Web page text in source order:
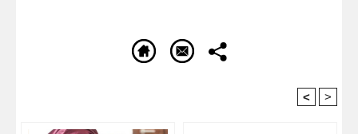
< >